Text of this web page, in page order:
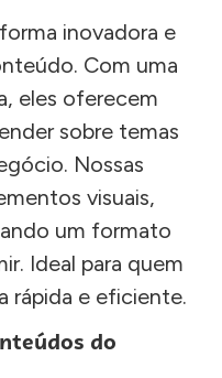
inovadora e
Com uma
eles oferecem
sobre temas
Nossas
visuais,
um formato
Ideal para quem
rápida e eficiente.
do